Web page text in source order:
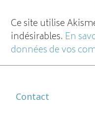
Ce site utilise
indésirables. En
données de vos
Contact